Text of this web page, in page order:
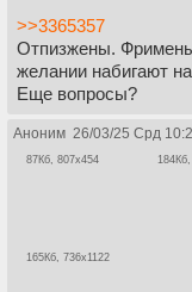
>>3365357
Отпизжены.
желании набигают
Еще вопросы?
Аноним 26/03/25 Срд
87Кб, 807x454
165Кб, 736x1122